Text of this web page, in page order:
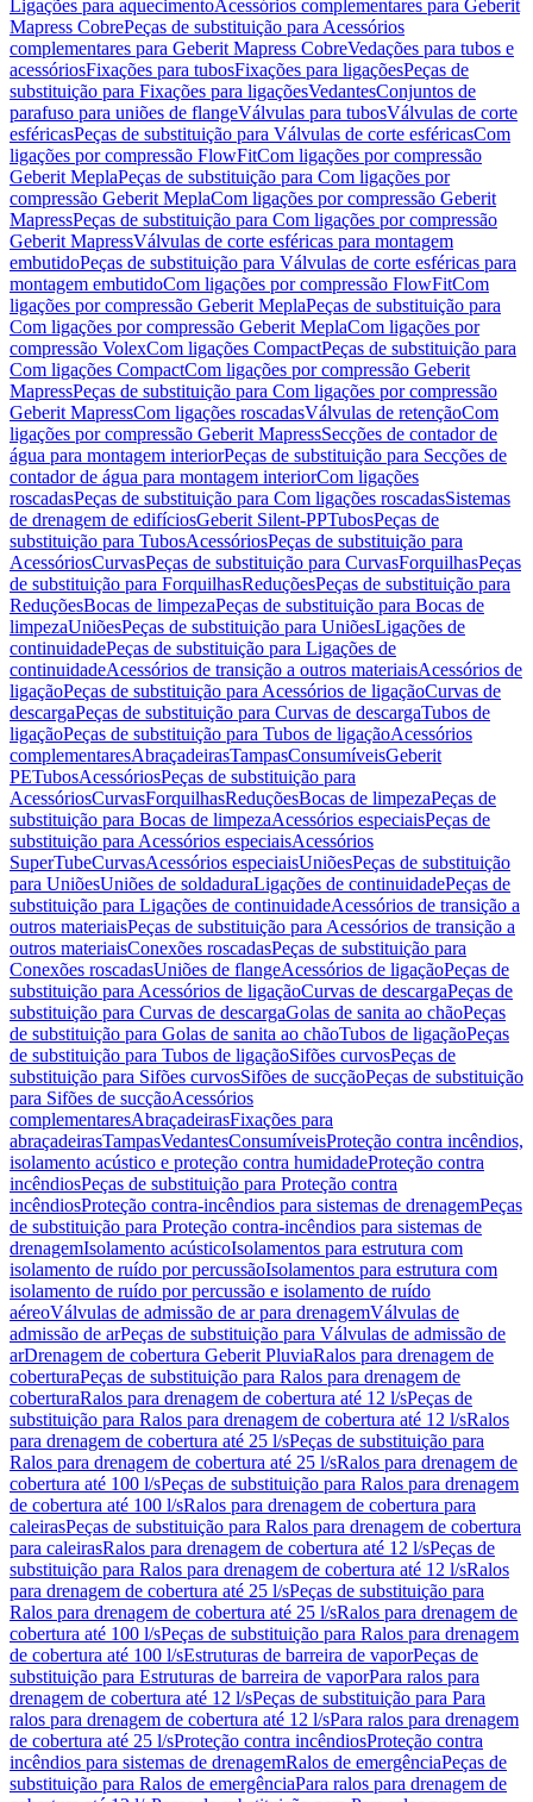
Ligações para aquecimentoAcessórios complementares para Geberit
Mapress CobrePeças de substituição para Acessórios
complementares para Geberit Mapress CobreVedações para tubos e
acessóriosFixações para tubosFixações para ligaçõesPeças de
substituição para Fixações para ligaçõesVedantesConjuntos de
parafuso para uniões de flangeVálvulas para tubosVálvulas de corte
esféricasPeças de substituição para Válvulas de corte esféricasCom
ligações por compressão FlowFitCom ligações por compressão
Geberit MeplaPeças de substituição para Com ligações por
compressão Geberit MeplaCom ligações por compressão Geberit
MapressPeças de substituição para Com ligações por compressão
Geberit MapressVálvulas de corte esféricas para montagem
embutidoPeças de substituição para Válvulas de corte esféricas para
montagem embutidoCom ligações por compressão FlowFitCom
ligações por compressão Geberit MeplaPeças de substituição para
Com ligações por compressão Geberit MeplaCom ligações por
compressão VolexCom ligações CompactPeças de substituição para
Com ligações CompactCom ligações por compressão Geberit
MapressPeças de substituição para Com ligações por compressão
Geberit MapressCom ligações roscadasVálvulas de retençãoCom
ligações por compressão Geberit MapressSecções de contador de
água para montagem interiorPeças de substituição para Secções de
contador de água para montagem interiorCom ligações
roscadasPeças de substituição para Com ligações roscadasSistemas
de drenagem de edifíciosGeberit Silent-PPTubosPeças de
substituição para TubosAcessóriosPeças de substituição para
AcessóriosCurvasPeças de substituição para CurvasForquilhasPeças
de substituição para ForquilhasReduçõesPeças de substituição para
ReduçõesBocas de limpezaPeças de substituição para Bocas de
limpezaUniõesPeças de substituição para UniõesLigações de
continuidadePeças de substituição para Ligações de
continuidadeAcessórios de transição a outros materiaisAcessórios de
ligaçãoPeças de substituição para Acessórios de ligaçãoCurvas de
descargaPeças de substituição para Curvas de descargaTubos de
ligaçãoPeças de substituição para Tubos de ligaçãoAcessórios
complementaresAbraçadeirasTampasConsumíveisGeberit
PETubosAcessóriosPeças de substituição para
AcessóriosCurvasForquilhasReduçõesBocas de limpezaPeças de
substituição para Bocas de limpezaAcessórios especiaisPeças de
substituição para Acessórios especiaisAcessórios
SuperTubeCurvasAcessórios especiaisUniõesPeças de substituição
para UniõesUniões de soldaduraLigações de continuidadePeças de
substituição para Ligações de continuidadeAcessórios de transição a
outros materiaisPeças de substituição para Acessórios de transição a
outros materiaisConexões roscadasPeças de substituição para
Conexões roscadasUniões de flangeAcessórios de ligaçãoPeças de
substituição para Acessórios de ligaçãoCurvas de descargaPeças de
substituição para Curvas de descargaGolas de sanita ao chãoPeças
de substituição para Golas de sanita ao chãoTubos de ligaçãoPeças
de substituição para Tubos de ligaçãoSifões curvosPeças de
substituição para Sifões curvosSifões de sucçãoPeças de substituição
para Sifões de sucçãoAcessórios
complementaresAbraçadeirasFixações para
abraçadeirasTampasVedantesConsumíveisProteção contra incêndios,
isolamento acústico e proteção contra humidadeProteção contra
incêndiosPeças de substituição para Proteção contra
incêndiosProteção contra-incêndios para sistemas de drenagemPeças
de substituição para Proteção contra-incêndios para sistemas de
drenagemIsolamento acústicoIsolamentos para estrutura com
isolamento de ruído por percussãoIsolamentos para estrutura com
isolamento de ruído por percussão e isolamento de ruído
aéreoVálvulas de admissão de ar para drenagemVálvulas de
admissão de arPeças de substituição para Válvulas de admissão de
arDrenagem de cobertura Geberit PluviaRalos para drenagem de
coberturaPeças de substituição para Ralos para drenagem de
coberturaRalos para drenagem de cobertura até 12 l/sPeças de
substituição para Ralos para drenagem de cobertura até 12 l/sRalos
para drenagem de cobertura até 25 l/sPeças de substituição para
Ralos para drenagem de cobertura até 25 l/sRalos para drenagem de
cobertura até 100 l/sPeças de substituição para Ralos para drenagem
de cobertura até 100 l/sRalos para drenagem de cobertura para
caleirasPeças de substituição para Ralos para drenagem de cobertura
para caleirasRalos para drenagem de cobertura até 12 l/sPeças de
substituição para Ralos para drenagem de cobertura até 12 l/sRalos
para drenagem de cobertura até 25 l/sPeças de substituição para
Ralos para drenagem de cobertura até 25 l/sRalos para drenagem de
cobertura até 100 l/sPeças de substituição para Ralos para drenagem
de cobertura até 100 l/sEstruturas de barreira de vaporPeças de
substituição para Estruturas de barreira de vaporPara ralos para
drenagem de cobertura até 12 l/sPeças de substituição para Para
ralos para drenagem de cobertura até 12 l/sPara ralos para drenagem
de cobertura até 25 l/sProteção contra incêndiosProteção contra
incêndios para sistemas de drenagemRalos de emergênciaPeças de
substituição para Ralos de emergênciaPara ralos para drenagem de